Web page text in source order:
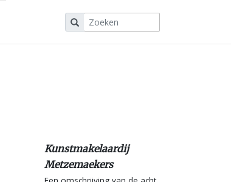
Kunstmakelaardij
Metzemaekers